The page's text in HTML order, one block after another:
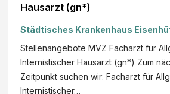
Hausarzt (gn*)
Städtisches Krankenhaus
Stellenangebote MVZ Facharzt für
Internistischer Hausarzt (gn*) Zum
Zeitpunkt suchen wir: Facharzt für
Internistischer…